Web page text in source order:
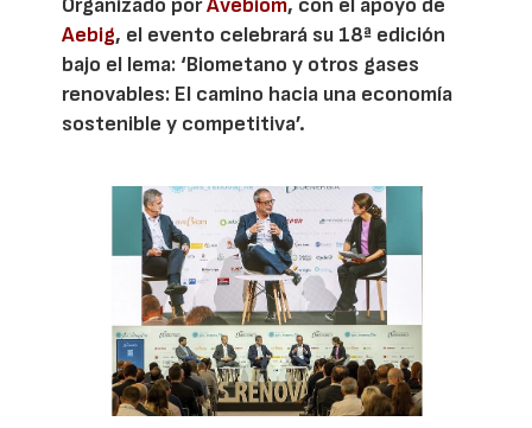
Organizado porAvebiom, con el apoyo de
Aebig, el evento celebrará su 18ª edición
bajo el lema: ‘Biometano y otros gases
renovables: El camino hacia una economía
sostenible y competitiva’.